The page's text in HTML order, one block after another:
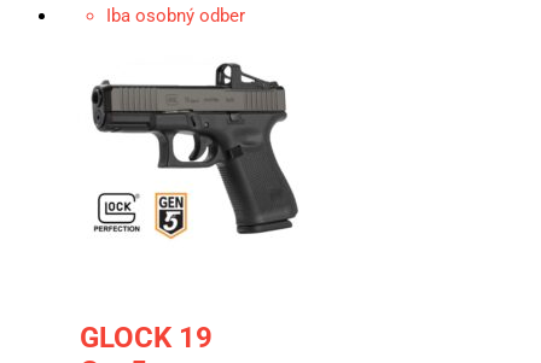
Iba osobný odber
GLOCK 19